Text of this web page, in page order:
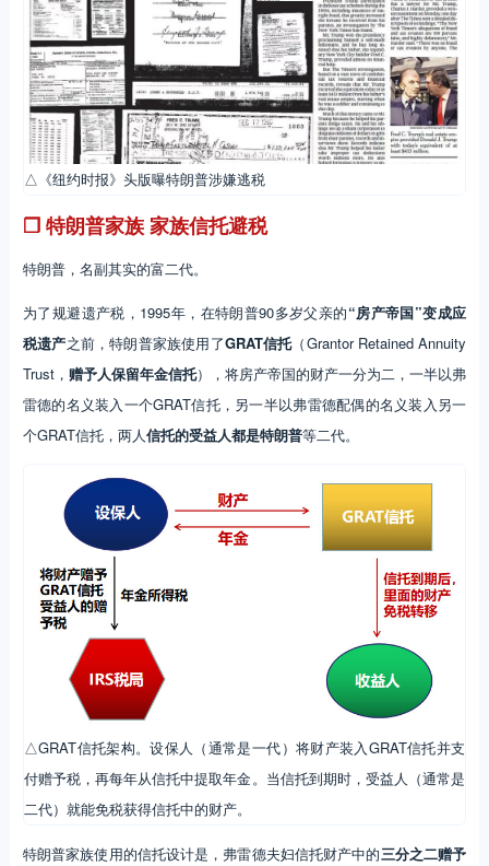
△《纽约时报》头版曝特朗普涉嫌逃税
❐ 特朗普家族 家族信托避税
特朗普，名副其实的富二代。
为了规避遗产税，1995年，在特朗普90多岁父亲的“房产帝国”变成应
税遗产之前，特朗普家族使用了GRAT信托（Grantor Retained Annuity
Trust， 赠予人保留年金信托），将房产帝国的财产一分为二，一半以弗
雷德的名义装入一个GRAT信托，另一半以弗雷德配偶的名义装入另一
个GRAT信托，两人信托的受益人都是特朗普等二代。
△GRAT信托架构。设保人（通常是一代）将财产装入GRAT信托并支
付赠予税，再每年从信托中提取年金。当信托到期时，受益人（通常是
二代）就能免税获得信托中的财产。
特朗普家族使用的信托设计是，弗雷德夫妇信托财产中的三分之二赠予